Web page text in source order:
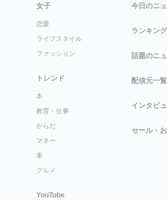
女子
恋愛
ライフスタイル
ファッション
トレンド
本
教育・仕事
からだ
マネー
車
グルメ
YouTube
今日のニ
ランキング
話題のニ
配信元一覧
インタビ
セール・